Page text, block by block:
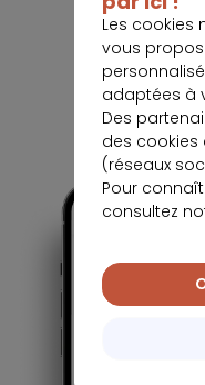
Les cookies
vous
adaptées à
Des
des
(réseaux
Pour
consultez